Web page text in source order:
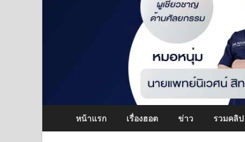
หน้าแรก เรื่องฮอต ข่าว รวมคลิป